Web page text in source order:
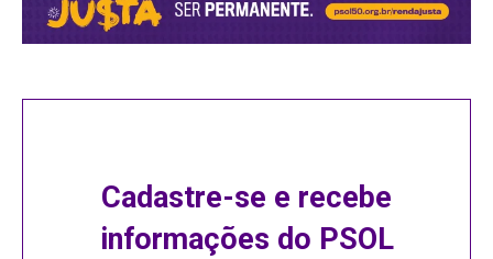
Cadastre-se e recebe
informações do PSOL